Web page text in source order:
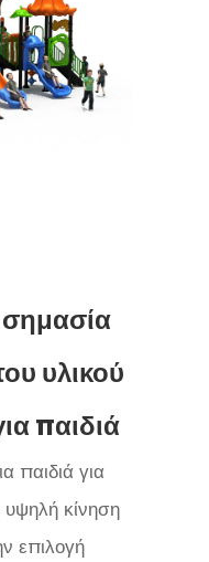
υλικού
παιδιά
παιδιά για
κίνηση
επιλογή